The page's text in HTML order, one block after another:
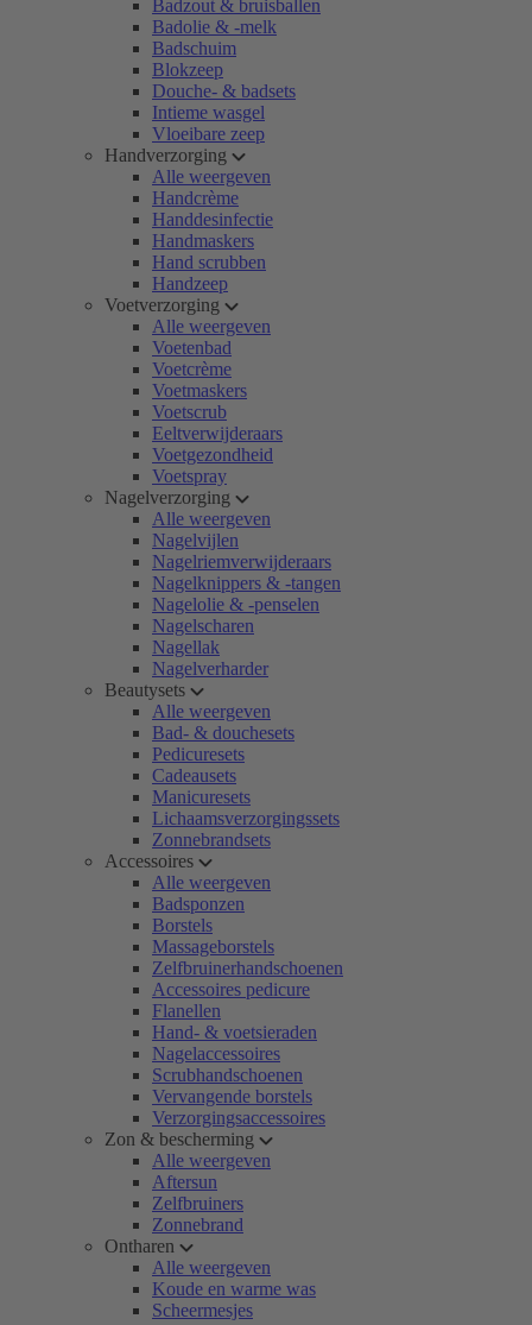
Badzout & bruisballen
Badolie & -melk
Badschuim
Blokzeep
Douche- & badsets
Intieme wasgel
Vloeibare zeep
Handverzorging
Alle weergeven
Handcrème
Handdesinfectie
Handmaskers
Hand scrubben
Handzeep
Voetverzorging
Alle weergeven
Voetenbad
Voetcrème
Voetmaskers
Voetscrub
Eeltverwijderaars
Voetgezondheid
Voetspray
Nagelverzorging
Alle weergeven
Nagelvijlen
Nagelriemverwijderaars
Nagelknippers & -tangen
Nagelolie & -penselen
Nagelscharen
Nagellak
Nagelverharder
Beautysets
Alle weergeven
Bad- & douchesets
Pedicuresets
Cadeausets
Manicuresets
Lichaamsverzorgingssets
Zonnebrandsets
Accessoires
Alle weergeven
Badsponzen
Borstels
Massageborstels
Zelfbruinerhandschoenen
Accessoires pedicure
Flanellen
Hand- & voetsieraden
Nagelaccessoires
Scrubhandschoenen
Vervangende borstels
Verzorgingsaccessoires
Zon & bescherming
Alle weergeven
Aftersun
Zelfbruiners
Zonnebrand
Ontharen
Alle weergeven
Koude en warme was
Scheermesjes